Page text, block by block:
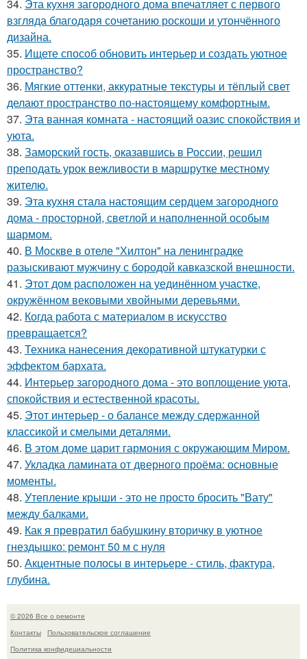
34. Эта кухня загородного дома впечатляет с первого
взгляда благодаря сочетанию роскоши и утончённого
дизайна.
35. Ищете способ обновить интерьер и создать уютное
пространство?
36. Мягкие оттенки, аккуратные текстуры и тёплый свет
делают пространство по-настоящему комфортным.
37. Эта ванная комната - настоящий оазис спокойствия и
уюта.
38. Заморский гость, оказавшись в России, решил
преподать урок вежливости в маршрутке местному
жителю.
39. Эта кухня стала настоящим сердцем загородного
дома - просторной, светлой и наполненной особым
шармом.
40. В Москве в отеле "Хилтон" на ленинградке
разыскивают мужчину с бородой кавказской внешности.
41. Этот дом расположен на уединённом участке,
окружённом вековыми хвойными деревьями.
42. Когда работа с материалом в искусство
превращается?
43. Техника нанесения декоративной штукатурки с
эффектом бархата.
44. Интерьер загородного дома - это воплощение уюта,
спокойствия и естественной красоты.
45. Этот интерьер - о балансе между сдержанной
классикой и смелыми деталями.
46. В этом доме царит гармония с окружающим Миром.
47. Укладка ламината от дверного проёма: основные
моменты.
48. Утепление крыши - это не просто бросить "Вату"
между балками.
49. Как я превратил бабушкину вторичку в уютное
гнездышко: ремонт 50 м с нуля
50. Акцентные полосы в интерьере - стиль, фактура,
глубина.
© 2026 Все о ремонте
Контакты
Пользовательское соглашение
Политика конфидециальности